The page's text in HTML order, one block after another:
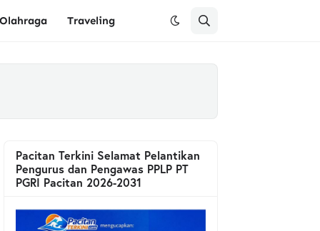
Olahraga Traveling
Pacitan Terkini Selamat Pelantikan
Pengurus dan Pengawas PPLP PT
PGRI Pacitan 2026-2031